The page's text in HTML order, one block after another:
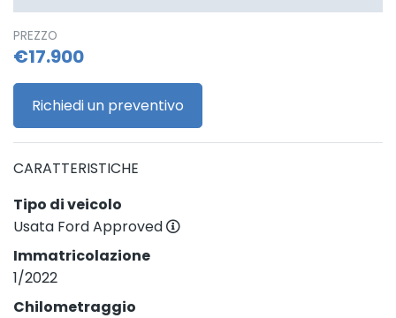
PREZZO
€17.900
Richiedi un preventivo
CARATTERISTICHE
Tipo di veicolo
Usata Ford Approved
Immatricolazione
1/2022
Chilometraggio